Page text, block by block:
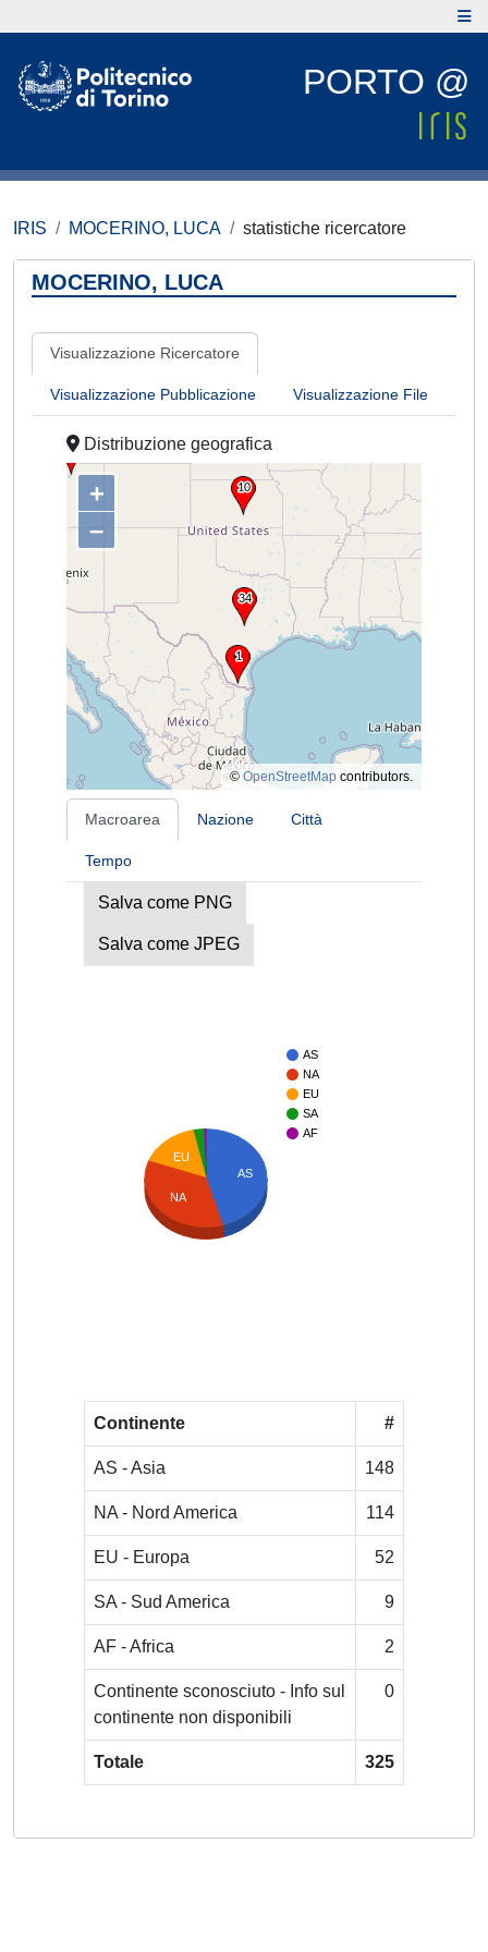
PORTO @
IRIS MOCERINO, LUCA statistiche ricercatore
MOCERINO, LUCA
Visualizzazione Ricercatore
Visualizzazione Pubblicazione Visualizzazione File
Distribuzione geografica
+
–
© OpenStreetMap contributors.
Macroarea Nazione Città
Tempo
Salva come PNG
Salva come JPEG
AS
NA
EU
SA
AF
AS
EU
NA
Continente #
AS - Asia 148
NA - Nord America 114
EU - Europa 52
SA - Sud America 9
AF - Africa 2
Continente sconosciuto - Info sul
continente non disponibili
0
Totale 325